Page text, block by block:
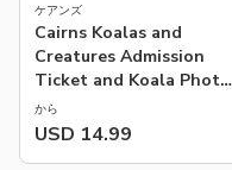
ケアンズ
Cairns Koalas and
Creatures Admission
Ticket and Koala Photo
Experience | Australia
から
USD 14.99